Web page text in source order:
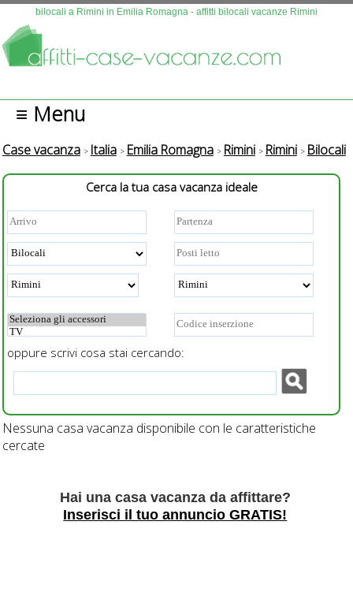
bilocali a Rimini in Emilia Romagna - affitti bilocali vacanze Rimini
Questo sito fa uso di cookies. Continuando la navigazione se
≡ Menu
Case vacanza Italia Emilia Romagna Rimini Rimini Bilocali
Cerca la tua casa vacanza ideale
oppure scrivi cosa stai cercando:
Nessuna casa vacanza disponibile con le caratteristiche
cercate
Hai una casa vacanza da affittare?
Inserisci il tuo annuncio GRATIS!